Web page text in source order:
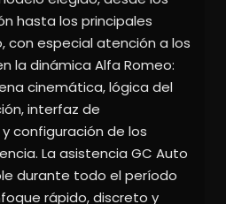
hasta los principales
con especial atención a los
la dinámica Alfa Romeo:
cinemática, lógica del
interfaz de
configuración de los
La asistencia GC Auto
durante todo el período
rápido, discreto y